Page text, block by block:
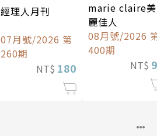
經理人月刊
07月號/2026 第
260期
NT$ 180
marie claire美
麗佳人
08月號/2026
400期
NT$